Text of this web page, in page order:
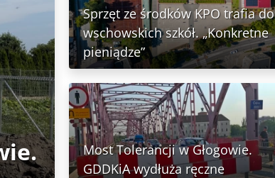
Sprzęt ze środków KPO trafia do
wschowskich szkół. „Konkretne
pieniądze”
Most Tolerancji w Głogowie.
GDDKiA wydłuża ręczne